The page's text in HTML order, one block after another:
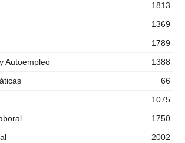
1813
1369
1789
Autoempleo
1388
66
1075
1750
2002